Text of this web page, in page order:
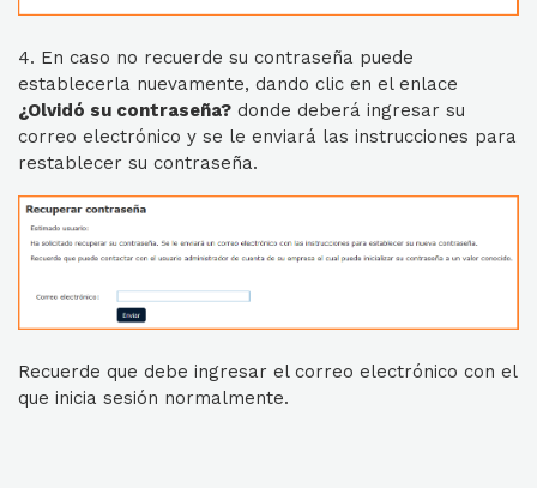
4. En caso no recuerde su contraseña puede
establecerla nuevamente, dando clic en el enlace
¿Olvidó su contraseña? donde deberá ingresar su
correo electrónico y se le enviará las instrucciones para
restablecer su contraseña.
Recuerde que debe ingresar el correo electrónico con el
que inicia sesión normalmente.